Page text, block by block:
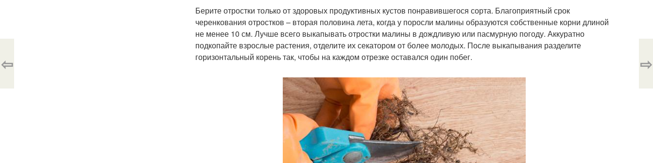
Берите отростки только от здоровых продуктивных кустов понравившегося сорта. Благоприятный срок
черенкования отростков – вторая половина лета, когда у поросли малины образуются собственные корни длиной
не менее 10 см. Лучше всего выкапывать отростки малины в дождливую или пасмурную погоду. Аккуратно
подкопайте взрослые растения, отделите их секатором от более молодых. После выкапывания разделите
горизонтальный корень так, чтобы на каждом отрезке оставался один побег.
⇦ ⇨